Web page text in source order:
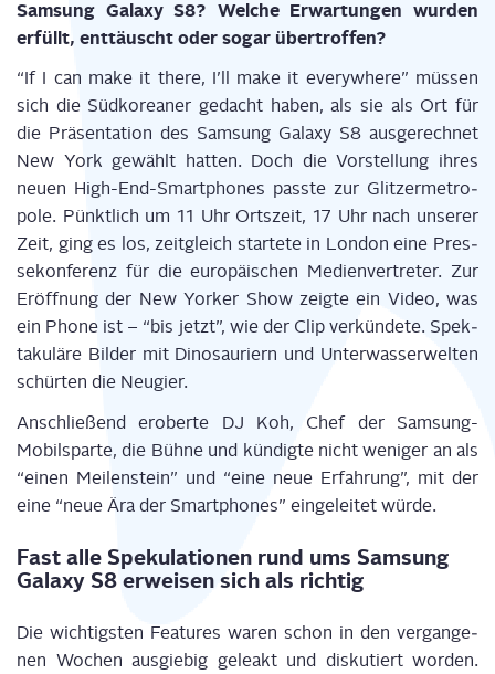
Sam­sung Gala­xy S8? Wel­che Erwar­tun­gen wur­den
erfüllt, ent­täuscht oder sogar übertroffen?
“If I can make it the­re, I’ll make it ever­y­whe­re” müs­sen
sich die Süd­ko­rea­ner gedacht haben, als sie als Ort für
die Prä­sen­ta­ti­on des Sam­sung Gala­xy S8 aus­ge­rech­net
New York gewählt hat­ten. Doch die Vor­stel­lung ihres
neu­en High-End-Smart­phones pass­te zur Glit­zer­me­tro­
po­le. Pünkt­lich um 11 Uhr Orts­zeit, 17 Uhr nach unse­rer
Zeit, ging es los, zeit­gleich star­te­te in Lon­don eine Pres­
se­kon­fe­renz für die euro­päi­schen Medi­en­ver­tre­ter. Zur
Eröff­nung der New Yor­ker Show zeig­te ein Video, was
ein Pho­ne ist – “bis jetzt”, wie der Clip ver­kün­de­te. Spek­
ta­ku­lä­re Bil­der mit Dino­sau­ri­ern und Unter­was­ser­wel­ten
schür­ten die Neugier.
Anschlie­ßend erober­te DJ Koh, Chef der Sam­sung-
Mobil­s­par­te, die Büh­ne und kün­dig­te nicht weni­ger an als
“einen Mei­len­stein” und “eine neue Erfah­rung”, mit der
eine “neue Ära der Smart­phones” ein­ge­lei­tet würde.
Fast alle Spe­ku­la­tio­nen rund ums Sam­sung
Gala­xy S8 erwei­sen sich als richtig
Die wich­tigs­ten Fea­tures waren schon in den ver­gan­ge­
nen Wochen aus­gie­big gele­akt und dis­ku­tiert wor­den.